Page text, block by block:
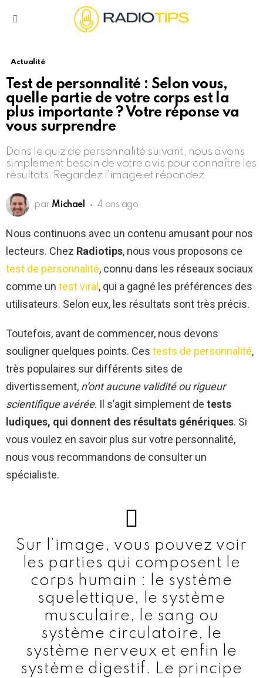
Actualité
Test de personnalité : Selon vous,
quelle partie de votre corps est la
plus importante ? Votre réponse va
vous surprendre
Dans le quiz de personnalité suivant, nous avons
simplement besoin de votre avis pour connaître les
résultats. Regardez l’image et répondez.
par Michael 4 ans ago
Nous continuons avec un contenu amusant pour nos
lecteurs. Chez Radiotips, nous vous proposons ce
test de personnalité, connu dans les réseaux sociaux
comme un test viral , qui a gagné les préférences des
utilisateurs. Selon eux, les résultats sont très précis.
Toutefois, avant de commencer, nous devons
souligner quelques points. Ces tests de personnalité,
très populaires sur différents sites de
divertissement, n’ont aucune validité ou rigueur
scientifique avérée. Il s’agit simplement de tests
ludiques, qui donnent des résultats génériques. Si
vous voulez en savoir plus sur votre personnalité,
nous vous recommandons de consulter un
spécialiste.
Sur l’image, vous pouvez voir
les parties qui composent le
corps humain : le système
squelettique, le système
musculaire, le sang ou
système circulatoire, le
système nerveux et enfin le
système digestif. Le principe